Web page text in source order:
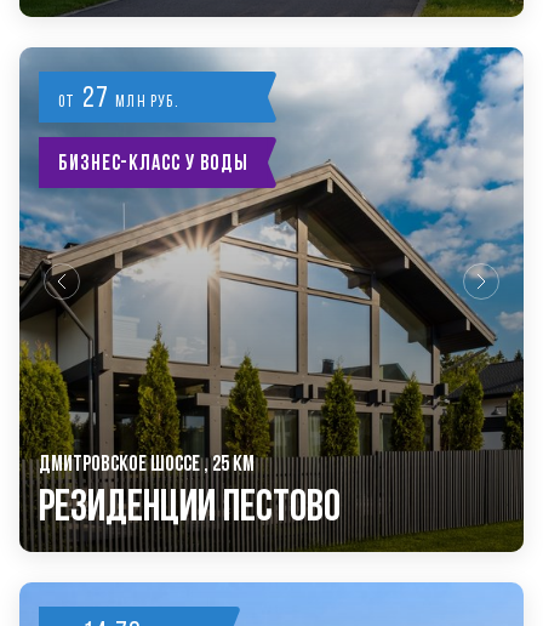
от 27млн руб.
Бизнес-класс у воды
ДМИТРОВСКОЕ ШОССЕ , 25 КМ
РЕЗИДЕНЦИИ ПЕСТОВО